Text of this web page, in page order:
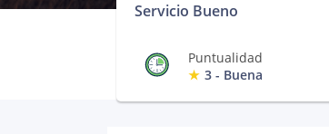
Servicio Bueno
Puntualidad
3 - Buena